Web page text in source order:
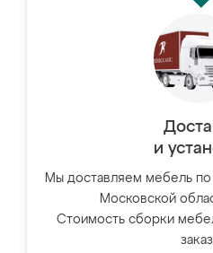
и
Мы доставляем мебель
Московской
Стоимость сборки